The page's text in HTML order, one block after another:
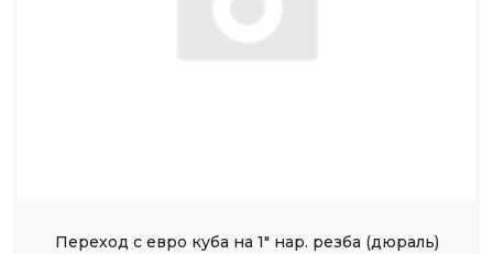
Переход с евро куба на 1" нар. резба (дюраль)